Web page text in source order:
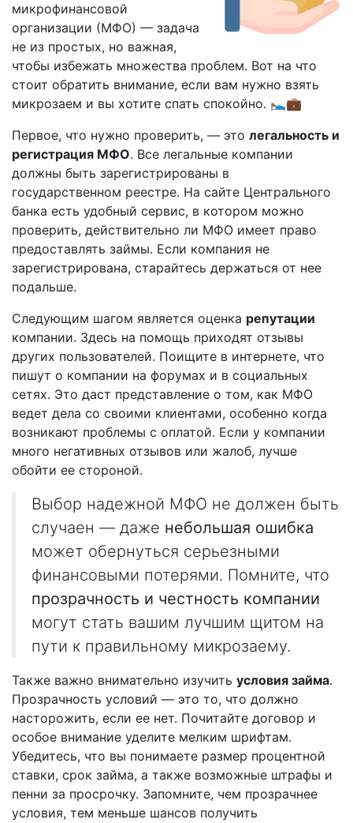
микрофинансовой
организации (МФО) — задача
не из простых, но важная,
чтобы избежать множества проблем. Вот на что
стоит обратить внимание, если вам нужно взять
микрозаем и вы хотите спать спокойно. 🛌💼
Первое, что нужно проверить, — это легальность и
регистрация МФО. Все легальные компании
должны быть зарегистрированы в
государственном реестре. На сайте Центрального
банка есть удобный сервис, в котором можно
проверить, действительно ли МФО имеет право
предоставлять займы. Если компания не
зарегистрирована, старайтесь держаться от нее
подальше.
Следующим шагом является оценка репутации
компании. Здесь на помощь приходят отзывы
других пользователей. Поищите в интернете, что
пишут о компании на форумах и в социальных
сетях. Это даст представление о том, как МФО
ведет дела со своими клиентами, особенно когда
возникают проблемы с оплатой. Если у компании
много негативных отзывов или жалоб, лучше
обойти ее стороной.
Выбор надежной МФО не должен быть
случаен — даже небольшая ошибка
может обернуться серьезными
финансовыми потерями. Помните, что
прозрачность и честность компании
могут стать вашим лучшим щитом на
пути к правильному микрозаему.
Также важно внимательно изучить условия займа.
Прозрачность условий — это то, что должно
насторожить, если ее нет. Почитайте договор и
особое внимание уделите мелким шрифтам.
Убедитесь, что вы понимаете размер процентной
ставки, срок займа, а также возможные штрафы и
пенни за просрочку. Запомните, чем прозрачнее
условия, тем меньше шансов получить